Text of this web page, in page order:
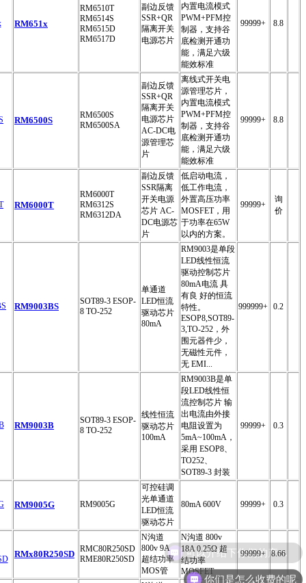
RM651x
RM6510T
RM6514S
RM6515D
RM6517D
副边反馈
SSR+QR
隔离开关
电源芯片
内置电流模式
PWM+PFM控
制器，支持谷
底检测开通功
能，满足六级
能效标准
99999+ 8.8
RM6500S
RM6500S
RM6500SA
副边反馈
SSR+QR
隔离开关
电源芯片
AC-DC电
源管理芯
片
离线式开关电
源管理芯片，
内置电流模式
PWM+PFM控
制器，支持谷
底检测开通功
能，满足六级
能效标准
99999+ 8.8
RM6000T
RM6000T
RM6312S
RM6312DA
副边反馈
SSR隔离
开关电源
芯片 AC-
DC电源芯
片
低启动电流，
低工作电流，
外置高压功率
MOSFET，用
于功率在65W
以内的方案。
99999+
询
价
RM9003BS
SOT89-3 ESOP-
8 TO-252
单通道
LED恒流
驱动芯片
80mA
RM9003是单段
LED线性恒流
驱动控制芯片
80mA电流 具
有良 好的恒流
特性。
ESOP8,SOT89-
3,TO-252，外
围元器件少，
无磁性元件，
无 EMI...
999999+ 0.2
RM9003B
SOT89-3 ESOP-
8 TO-252
线性恒流
驱动芯片
100mA
RM9003B是单
段LED线性恒
流控制芯片 输
出电流由外接
电阻设置为
5mA~100mA，
采用 ESOP8、
TO252、
SOT89-3 封装
99999+ 0.3
RM9005G RM9005G
可控硅调
光单通道
LED恒流
驱动芯片
80mA 600V 99999+ 0.3
RMx80R250SD RMC80R250SD
RME80R250SD
N沟道
800v 9A
超结功率
MOS管
N沟道 800v
18A 0.25Ω 超
结功率
MOSFET
99999+ 8.66
你们是怎么收费的呢